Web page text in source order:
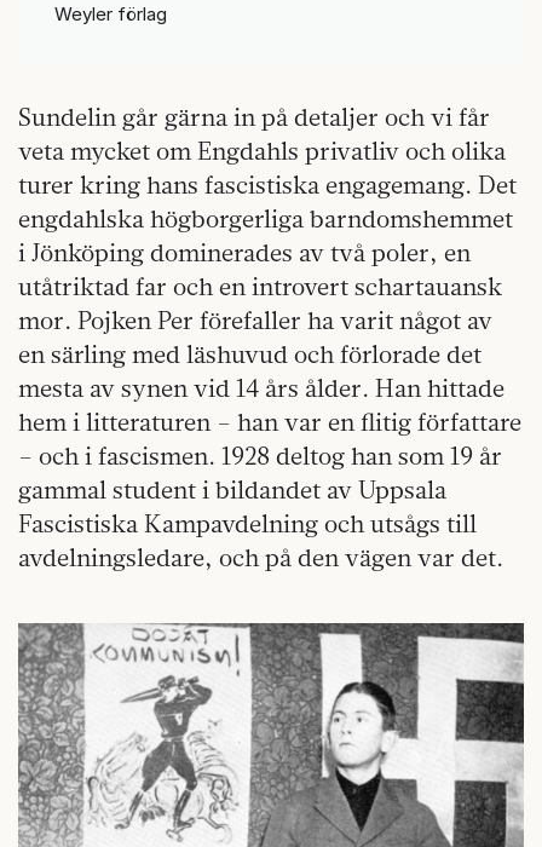
Weyler förlag
Sundelin går gärna in på detaljer och vi får
veta mycket om Engdahls privatliv och olika
turer kring hans fascistiska engagemang. Det
engdahlska högborgerliga barndomshemmet
i Jönköping dominerades av två poler, en
utåtriktad far och en introvert schartauansk
mor. Pojken Per förefaller ha varit något av
en särling med läshuvud och förlorade det
mesta av synen vid 14 års ålder. Han hittade
hem i litteraturen – han var en flitig författare
– och i fascismen. 1928 deltog han som 19 år
gammal student i bildandet av Uppsala
Fascistiska Kampavdelning och utsågs till
avdelningsledare, och på den vägen var det.